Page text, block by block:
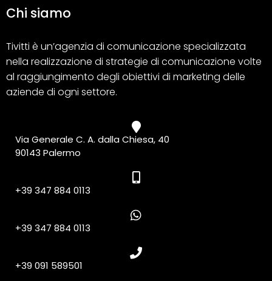
Chi siamo
Tivitti è un’agenzia di comunicazione specializzata
nella realizzazione di strategie di comunicazione volte
al raggiungimento degli obiettivi di marketing delle
aziende di ogni settore.
Via Generale C. A. dalla Chiesa, 40
90143 Palermo
+39 347 884 0113
+39 347 884 0113
+39 091 589501